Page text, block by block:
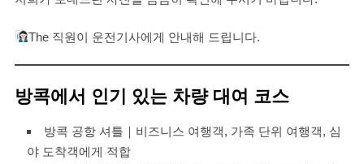
The 직원이 운전기사에게 안내해 드립니다.
방콕에서 인기 있는 차량 대여 코스
방콕 공항 셔틀｜비즈니스 여행객, 가족 단위 여행객, 심
야 도착객에게 적합